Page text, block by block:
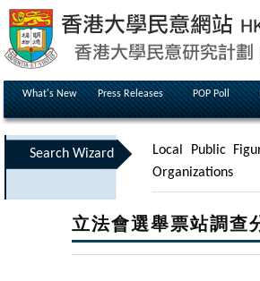
What's New Press Releases POP Poll
Search Wizard Local Public
Organizations
立法會選舉票站調查